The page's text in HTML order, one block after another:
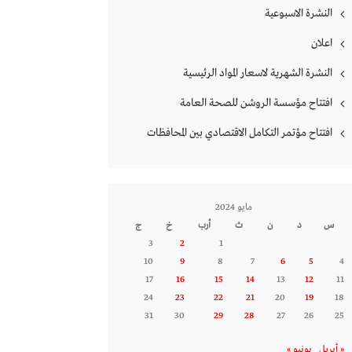
النشرة الاسبوعية
اعلان
النشرة الشهرية لاسعار المواد الرئيسية
افتتاح مؤسسة الروشن للصحة العامة
افتتاح مؤتمر التكامل الاقتصادي بين المحافظات
مايو 2024
س
د ن ث أرب خ
ج
1
2
3
4
5
6
7
8
9
10
11
12
13
14
15
16
17
18
19
20
21
22
23
24
25
26
27
28
29
30
31
« أبريل يونيو »